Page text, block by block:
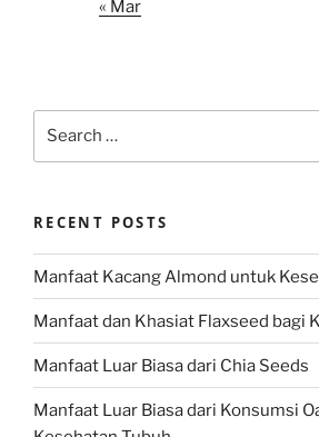
« Mar
RECENT POSTS
Manfaat Kacang Almond untuk
Manfaat dan Khasiat Flaxseed bagi
Manfaat Luar Biasa dari Chia Seeds
Manfaat Luar Biasa dari Konsumsi